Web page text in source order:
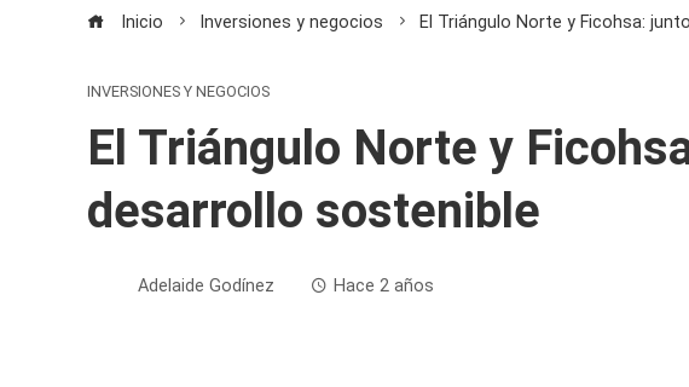
Inicio Inversiones y negocios El Triángulo Norte y Ficohsa:
INVERSIONES Y NEGOCIOS
El Triángulo Norte y
desarrollo sostenible
Adelaide Godínez Hace 2 años